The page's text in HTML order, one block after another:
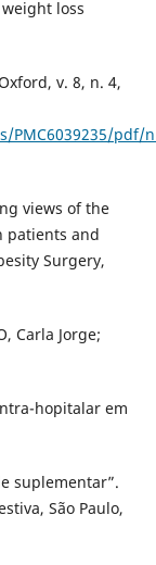
loss
v. 8, n. 4,
pdf/
views of the
patients and
Surgery,
Carla Jorge;
hopitalar em
suplementar”.
São Paulo,